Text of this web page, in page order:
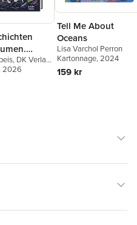
Nacht
, DK Verlag
2026
Tell Me About
Oceans
Lisa Varchol Perron
Kartonnage, 2024
159 kr